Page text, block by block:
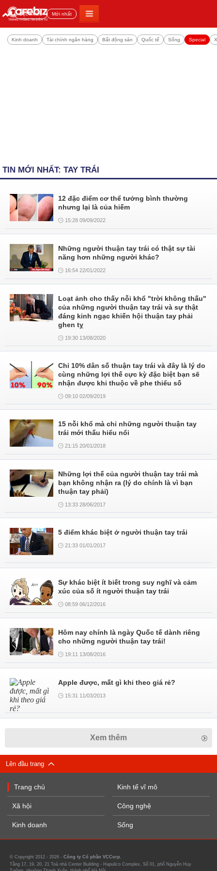
Đọc nhiều Mới nhất
Kinh doanh Tài chính ngân hàng Bất động sản Quốc tế Sống Special
TIN MỚI NHẤT: TAY TRÁI
12 đặc điểm cơ thể tưởng bình thường
nhưng lại là của hiếm
15:28 09/09/2022
Những người thuận tay trái có thật sự tài
năng hơn những người khác?
16:54 22/01/2022
Loạt ảnh cho thấy nỗi khổ "trời không thấu"
của những người thuận tay trái và sự thật
đáng kinh ngạc khiến hội thuận tay phải
ghen tỵ
19:30 13/08/2020
Chỉ 10% dân số thuận tay trái và đây là lý do
cùng những lợi thế cực kỳ đặc biệt bạn sẽ
nhận được khi thuộc về phe thiểu số
09:10 02/09/2019
15 nỗi khổ mà chỉ những người thuận tay
trái mới thấu hiểu nổi
21:15 20/01/2018
Những lợi thế của người thuận tay trái mà
bạn không nhận ra (lý do chính là vì bạn
thuận tay phải)
13:33 28/06/2017
5 điểm khác biệt ở người thuận tay trái
21:33 01/01/2017
Sự khác biệt ít biết trong suy nghĩ và cảm
xúc của số ít người thuận tay trái
08:59 06/12/2016
Hôm nay chính là ngày Quốc tế dành riêng
cho những người thuận tay trái!
19:11 13/08/2016
Apple được, mất gì khi theo giá rẻ?
15:31 11/03/2013
Xem thêm
Lên đầu trang
Trang chủ
Xã hội
Kinh doanh
Kinh tế vĩ mô
Công nghệ
Sống
© Copyright 2012 - 2026 - Công ty Cổ phần VCCorp.
Tầng 17, 19, 20, 21 Toà nhà Center Building - Hapulico Complex, Số 01, phố Nguyễn Huy